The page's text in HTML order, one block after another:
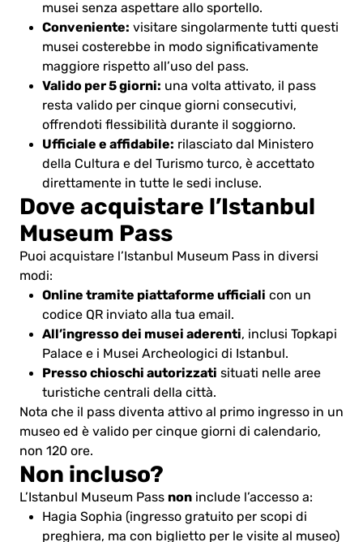
musei senza aspettare allo sportello.
Conveniente: visitare singolarmente tutti questi
musei costerebbe in modo significativamente
maggiore rispetto all’uso del pass.
Valido per 5 giorni: una volta attivato, il pass
resta valido per cinque giorni consecutivi,
offrendoti flessibilità durante il soggiorno.
Ufficiale e affidabile: rilasciato dal Ministero
della Cultura e del Turismo turco, è accettato
direttamente in tutte le sedi incluse.
Dove acquistare l’Istanbul
Museum Pass
Puoi acquistare l’Istanbul Museum Pass in diversi
modi:
Online tramite piattaforme ufficiali con un
codice QR inviato alla tua email.
All’ingresso dei musei aderenti, inclusi Topkapi
Palace e i Musei Archeologici di Istanbul.
Presso chioschi autorizzati situati nelle aree
turistiche centrali della città.
Nota che il pass diventa attivo al primo ingresso in un
museo ed è valido per cinque giorni di calendario,
non 120 ore.
Non incluso?
L’Istanbul Museum Pass non include l’accesso a:
Hagia Sophia (ingresso gratuito per scopi di
preghiera, ma con biglietto per le visite al museo)